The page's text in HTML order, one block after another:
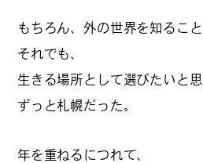
なし
もちろん、外の世界を知ること
それでも、
生きる場所として選びたいと思
ずっと札幌だった。
年を重ねるにつれて、